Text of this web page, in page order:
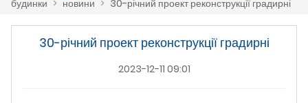
будинки > новини > 30-річний проект реконструкції градирні
30-річний проект реконструкції градирні
2023-12-11 09:01